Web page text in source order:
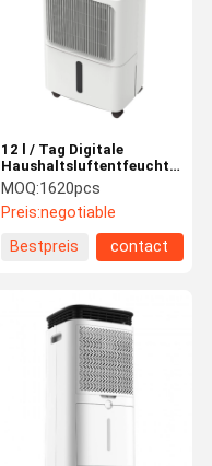
12 l / Tag Digitale
Haushaltsluftentfeuchter
Sichtbarer
Luftfeuchtigkeitswert
LCD-Display
MOQ:1620pcs
Preis:negotiable
Bestpreis
contact